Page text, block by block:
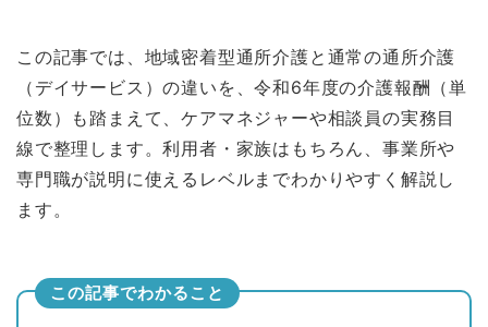
この記事では、地域密着型通所介護と通常の通所介護
（デイサービス）の違いを、令和6年度の介護報酬（単
位数）も踏まえて、ケアマネジャーや相談員の実務目
線で整理します。利用者・家族はもちろん、事業所や
専門職が説明に使えるレベルまでわかりやすく解説し
ます。
この記事でわかること